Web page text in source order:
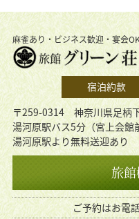
麻雀あり・ビジネス歓迎・宴会
宿泊約款
〒259-0314 神奈川県足柄
湯河原駅バス5分（宮上会館
湯河原駅より無料送迎あり
旅
ご予約はお電